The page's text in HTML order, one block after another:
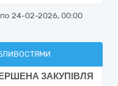
24-02-2026, 00:00
ЗАКУПІВЛЯ